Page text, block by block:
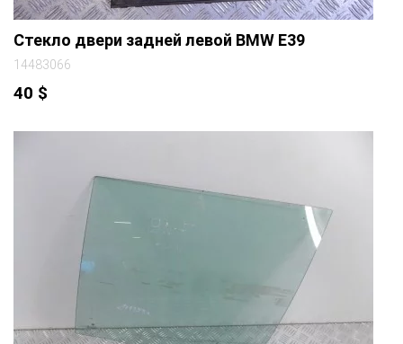
Стекло двери задней левой BMW E39
14483066
40 $